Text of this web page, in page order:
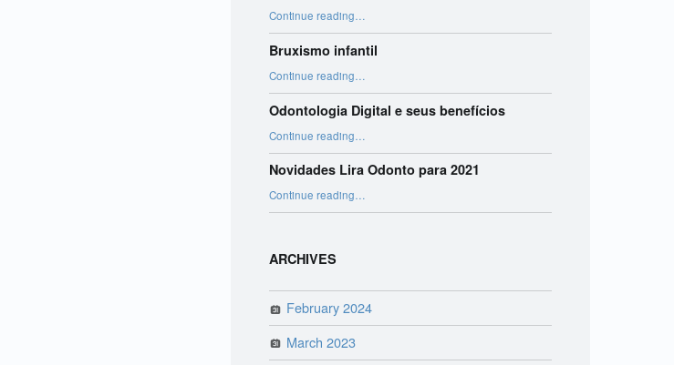
Continue reading“Orientações para declaração do imposto de renda”
…
Bruxismo infantil
Continue reading …
Odontologia Digital e seus benefícios
Continue reading …
Novidades Lira Odonto para 2021
Continue reading“Novidades Lira Odonto para 2021”
…
ARCHIVES
February 2024
March 2023